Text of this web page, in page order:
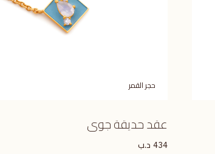
حجر القمر
عقد حديقة جوى
434 د.ب